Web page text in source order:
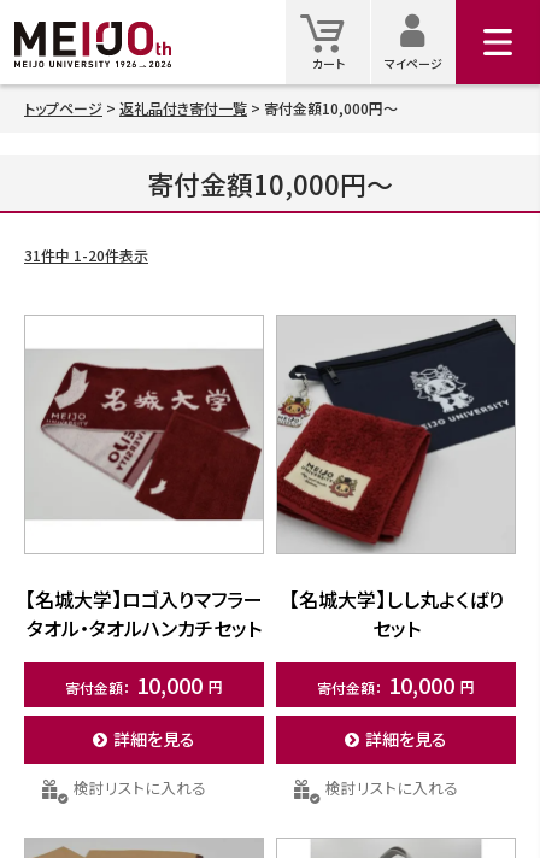
カート
カート
マイ
マイページ
トップページ 返礼品付き寄付一覧 寄付金額10,000円～
寄付金額10,000円～
31件中 1-20件表示
【名城大学】ロゴ入りマフラー
タオル・タオルハンカチセット
10,000
詳細を見る
検討リストに入れる
【名城大学】しし丸よくばり
セット
10,000
詳細を見る
検討リストに入れる